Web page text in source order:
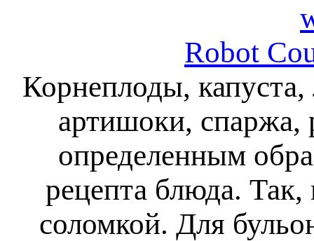
Robot
Корнеплоды,
артишоки, спаржа,
определенным
рецепта блюда. Так,
соломкой. Для